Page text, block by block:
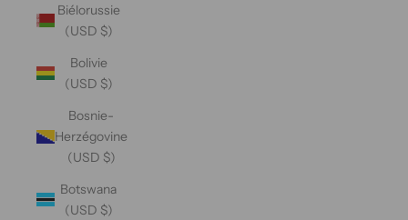
Biélorussie
(USD $)
Bolivie
(USD $)
Bosnie-
Herzégovine
(USD $)
Botswana
(USD $)